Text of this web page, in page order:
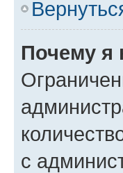
Почему я
с